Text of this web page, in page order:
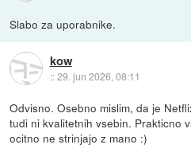
Slabo za uporabnike.
kow
::29. jun 2026, 08:11
Odvisno. Osebno mislim, da je
tudi ni kvalitetnih vsebin. Prakticno
ocitno ne strinjajo z mano :)